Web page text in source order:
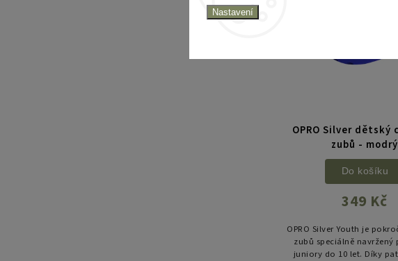
Nastavení
OPRO Silver dětský
zubů - modrý
349 Kč
Do košíku
OPRO Silver Youth je
zubů speciálně navržený
juniory do 10 let. Díky